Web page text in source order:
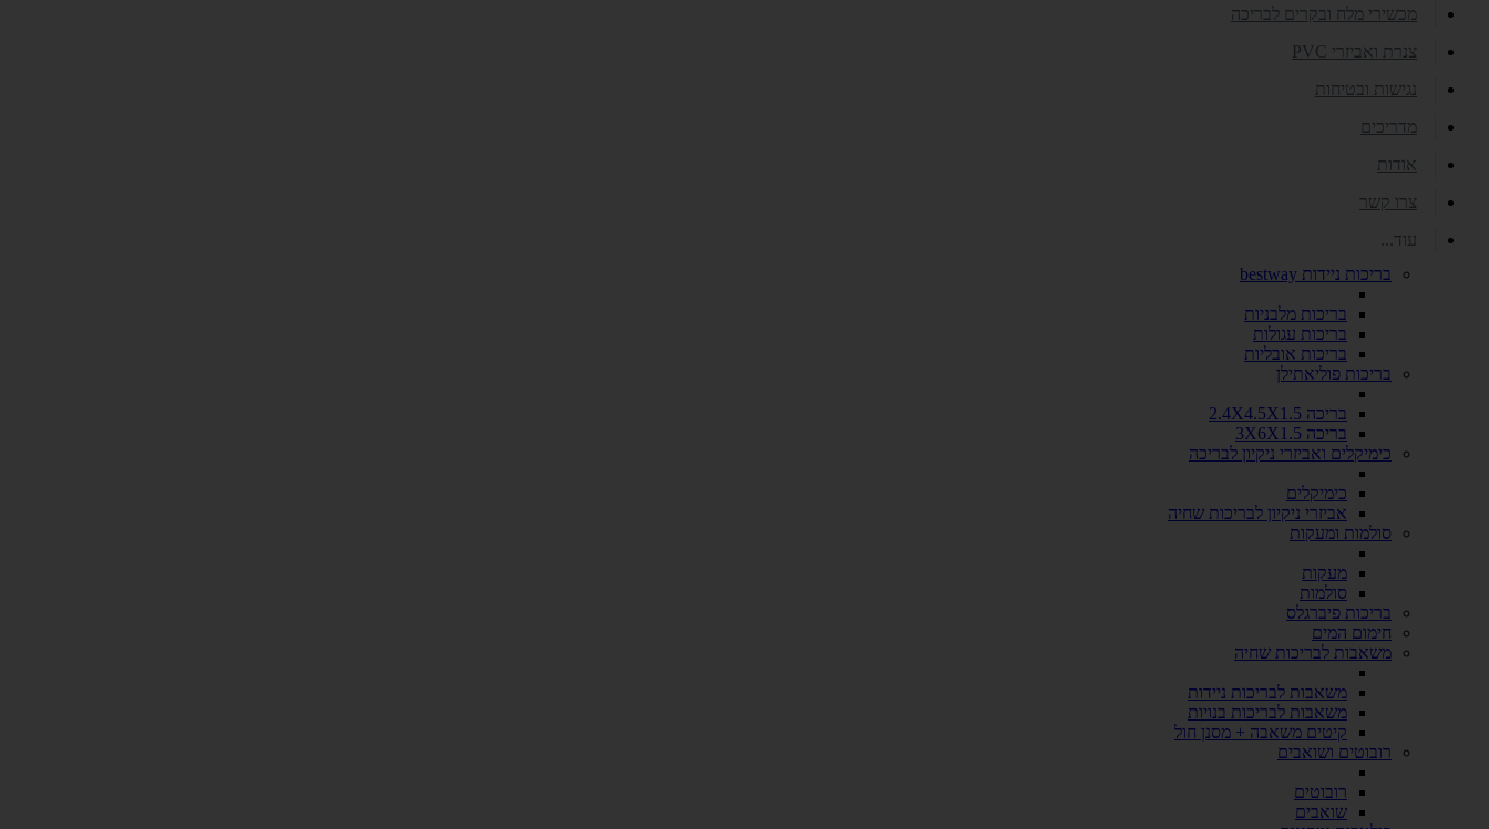
מכשירי מלח ובקרים לבריכה
צנרת ואביזרי PVC
נגישות ובטיחות
מדריכים
אודות
צרו קשר
עוד...
בריכות ניידות bestway
בריכות מלבניות
בריכות עגולות
בריכות אובליות
בריכות פוליאתילן
בריכה 2.4X4.5X1.5
בריכה 3X6X1.5
כימיקלים ואביזרי ניקיון לבריכה
כימיקלים
אביזרי ניקיון לבריכות שחיה
סולמות ומעקות
מעקות
סולמות
בריכות פיברגלס
חימום המים
משאבות לבריכות שחיה
משאבות לבריכות ניידות
משאבות לבריכות בנויות
קיטים משאבה + מסנן חול
רובוטים ושואבים
רובוטים
שואבים